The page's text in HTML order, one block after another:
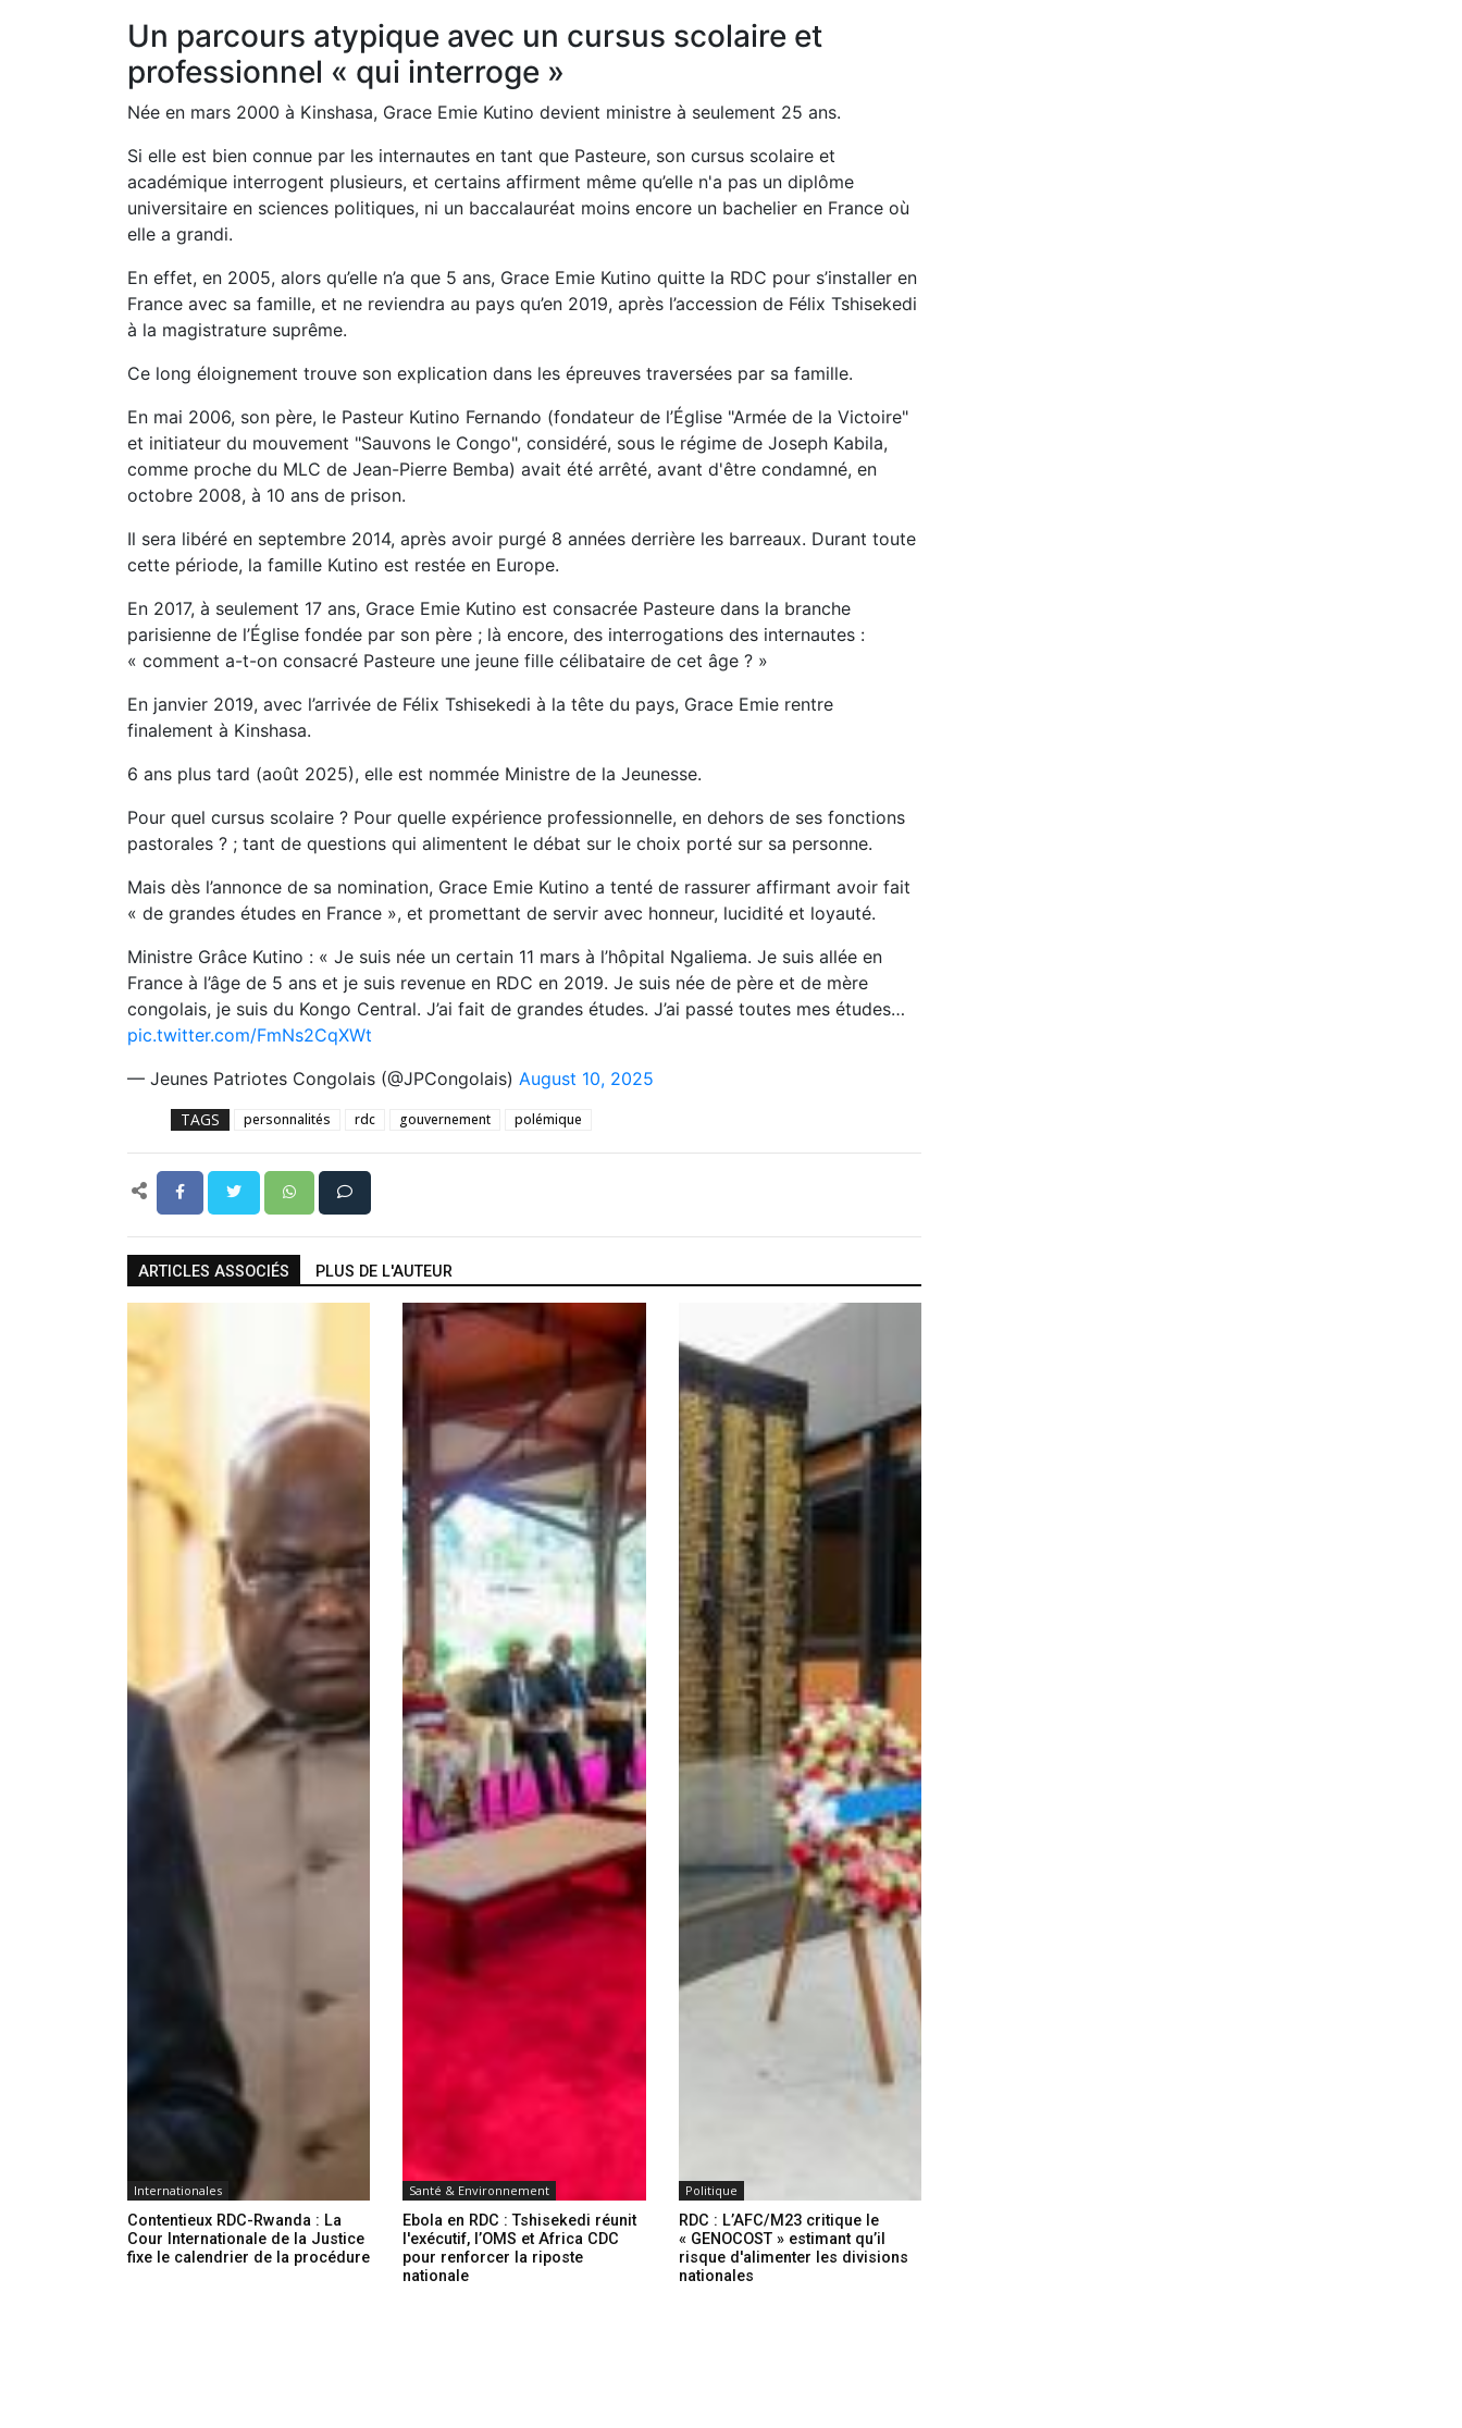
Un parcours atypique avec un cursus scolaire et
professionnel « qui interroge »
Née en mars 2000 à Kinshasa, Grace Emie Kutino devient ministre à seulement 25 ans.
Si elle est bien connue par les internautes en tant que Pasteure, son cursus scolaire et
académique interrogent plusieurs, et certains affirment même qu’elle n'a pas un diplôme
universitaire en sciences politiques, ni un baccalauréat moins encore un bachelier en France où
elle a grandi.
En effet, en 2005, alors qu’elle n’a que 5 ans, Grace Emie Kutino quitte la RDC pour s’installer en
France avec sa famille, et ne reviendra au pays qu’en 2019, après l’accession de Félix Tshisekedi
à la magistrature suprême.
Ce long éloignement trouve son explication dans les épreuves traversées par sa famille.
En mai 2006, son père, le Pasteur Kutino Fernando (fondateur de l’Église "Armée de la Victoire"
et initiateur du mouvement "Sauvons le Congo", considéré, sous le régime de Joseph Kabila,
comme proche du MLC de Jean-Pierre Bemba) avait été arrêté, avant d'être condamné, en
octobre 2008, à 10 ans de prison.
Il sera libéré en septembre 2014, après avoir purgé 8 années derrière les barreaux. Durant toute
cette période, la famille Kutino est restée en Europe.
En 2017, à seulement 17 ans, Grace Emie Kutino est consacrée Pasteure dans la branche
parisienne de l’Église fondée par son père ; là encore, des interrogations des internautes :
« comment a-t-on consacré Pasteure une jeune fille célibataire de cet âge ? »
En janvier 2019, avec l’arrivée de Félix Tshisekedi à la tête du pays, Grace Emie rentre
finalement à Kinshasa.
6 ans plus tard (août 2025), elle est nommée Ministre de la Jeunesse.
Pour quel cursus scolaire ? Pour quelle expérience professionnelle, en dehors de ses fonctions
pastorales ? ; tant de questions qui alimentent le débat sur le choix porté sur sa personne.
Mais dès l’annonce de sa nomination, Grace Emie Kutino a tenté de rassurer affirmant avoir fait
« de grandes études en France », et promettant de servir avec honneur, lucidité et loyauté.
Ministre Grâce Kutino : « Je suis née un certain 11 mars à l’hôpital Ngaliema. Je suis allée en
France à l’âge de 5 ans et je suis revenue en RDC en 2019. Je suis née de père et de mère
congolais, je suis du Kongo Central. J’ai fait de grandes études. J’ai passé toutes mes études…
pic.twitter.com/FmNs2CqXWt
— Jeunes Patriotes Congolais (@JPCongolais) August 10, 2025
TAGS personnalités rdc gouvernement polémique
ARTICLES ASSOCIÉS PLUS DE L'AUTEUR
Internationales
Contentieux RDC-Rwanda : La
Cour Internationale de la Justice
fixe le calendrier de la procédure
Santé & Environnement
Ebola en RDC : Tshisekedi réunit
l'exécutif, l’OMS et Africa CDC
pour renforcer la riposte
nationale
Politique
RDC : L’AFC/M23 critique le
« GENOCOST » estimant qu’il
risque d'alimenter les divisions
nationales